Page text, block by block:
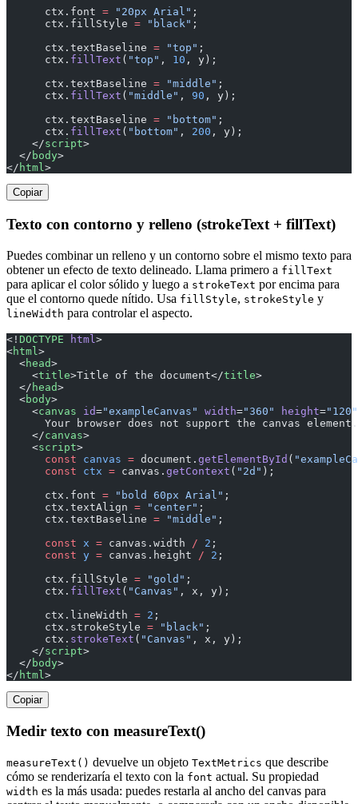
      ctx.font
= "20px Arial" ;
      ctx.fillStyle
= "black" ;
      ctx.textBaseline
= "top" ;
      ctx.
fillText ( "top" , 10 , y);
      ctx.textBaseline
= "middle" ;
      ctx.
fillText ( "middle" , 90 , y);
      ctx.textBaseline
= "bottom" ;
      ctx.
fillText ( "bottom" , 200 , y);
    </
script>
  </
body>
</ html>
Copiar
Texto con contorno y relleno (strokeText + fillText)
Puedes combinar un relleno y un contorno sobre el mismo texto para
obtener un efecto de texto delineado. Llama primero a fillText
para aplicar el color sólido y luego a strokeText por encima para
que el contorno quede nítido. Usa fillStyle, strokeStyle y
lineWidth para controlar el aspecto.
<! DOCTYPE html >
<html >
  <
head>
    <
title>Title of the document</title>
  </
head>
  <
body>
    <
canvas id="exampleCanvas" width="360" height="120"
      Your browser does not support the canvas element.
    </
canvas>
    <
script>
      const
canvas = document. getElementById (
      const
ctx = canvas. getContext ( "2d" );
      ctx.font
= "bold 60px Arial" ;
      ctx.textAlign
= "center" ;
      ctx.textBaseline
= "middle" ;
      const
x = canvas.width / 2 ;
      const
y = canvas.height / 2 ;
      ctx.fillStyle
= "gold" ;
      ctx.
fillText ( "Canvas" , x, y);
      ctx.lineWidth
= 2 ;
      ctx.strokeStyle
= "black" ;
      ctx.
strokeText ( "Canvas" , x, y);
    </
script>
  </
body>
</ html >
Copiar
Medir texto con measureText()
measureText() devuelve un objeto TextMetrics que describe
cómo se renderizaría el texto con la font actual. Su propiedad
width es la más usada: puedes restarla al ancho del canvas para